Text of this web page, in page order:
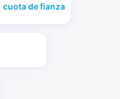
cuota de fianza